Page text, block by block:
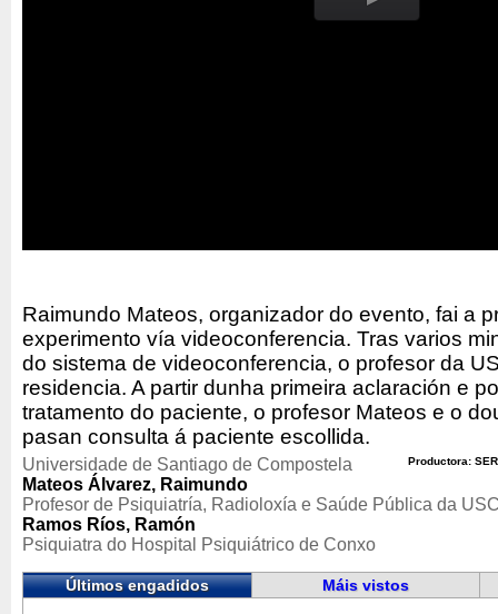
Raimundo Mateos, organizador do evento, fai a
experimento vía videoconferencia. Tras varios
do sistema de videoconferencia, o profesor da
residencia. A partir dunha primeira aclaración e
tratamento do paciente, o profesor Mateos e o
pasan consulta á paciente escollida.
Productora:
Universidade de Santiago de Compostela
Mateos Álvarez, Raimundo
Profesor de Psiquiatría, Radioloxía e Saúde Pública da
Ramos Ríos, Ramón
Psiquiatra do Hospital Psiquiátrico de Conxo
Últimos engadidos Máis vistos